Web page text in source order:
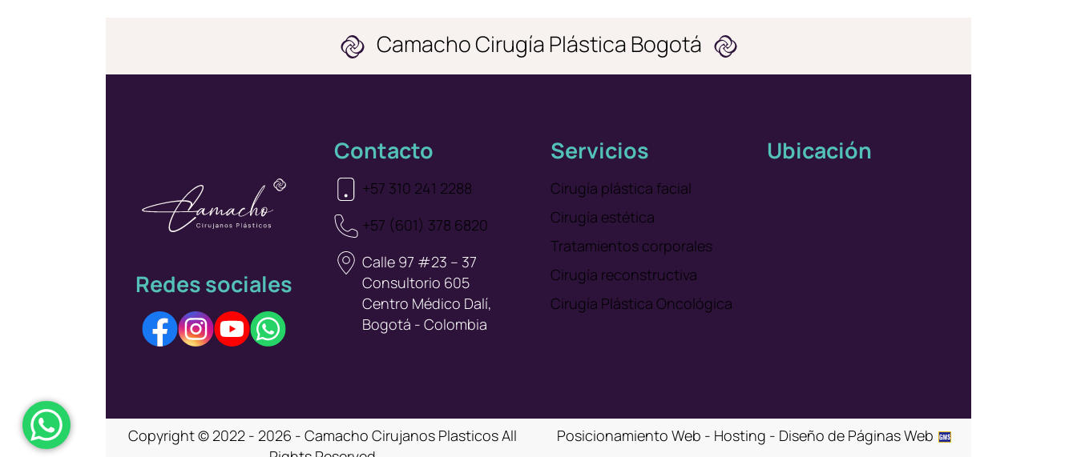
Camacho Cirugía Plástica Bogotá
Redes sociales
Contacto
+57 310 241 2288
+57 (601) 378 6820
Calle 97 #23 – 37
Consultorio 605
Centro Médico Dalí,
Bogotá - Colombia
Servicios
Cirugía plástica facial
Cirugía estética
Tratamientos corporales
Cirugía reconstructiva
Cirugía Plástica Oncológica
Ubicación
Copyright © 2022 - 2026 - Camacho Cirujanos Plasticos All
Posicionamiento Web - Hosting - Diseño de Páginas Web